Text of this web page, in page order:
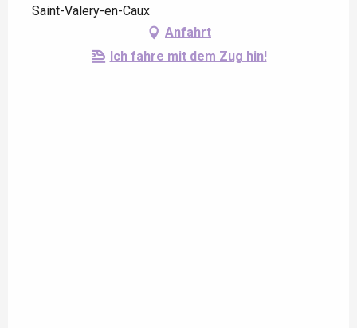
Saint-Valery-en-Caux
Anfahrt
Ich fahre mit dem Zug hin!